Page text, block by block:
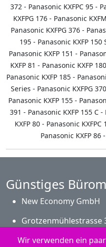
372 - Panasonic KXFPC 95 -
KXFPG 176 - Panasonic
Panasonic KXFPG 376 -
195 - Panasonic KXFP 150
Panasonic KXFP 151 -
KXFP 81 - Panasonic KXFP
Panasonic KXFP 185 -
Series - Panasonic KXFPG
Panasonic KXFP 155 -
391 - Panasonic KXFP 155 C
KXFP 80 - Panasonic
Panasonic KXFP 86
Günstiges
New Economy GmbH
Grotzenmühlestrasse
CH - 8840 Einsiedeln
Wir verwenden ein